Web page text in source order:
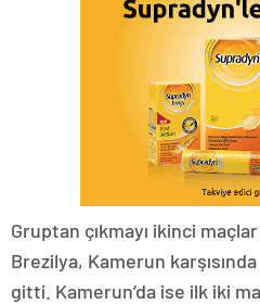
Gruptan çıkmayı ikinci
Brezilya, Kamerun
gitti. Kamerun’da ise ilk iki